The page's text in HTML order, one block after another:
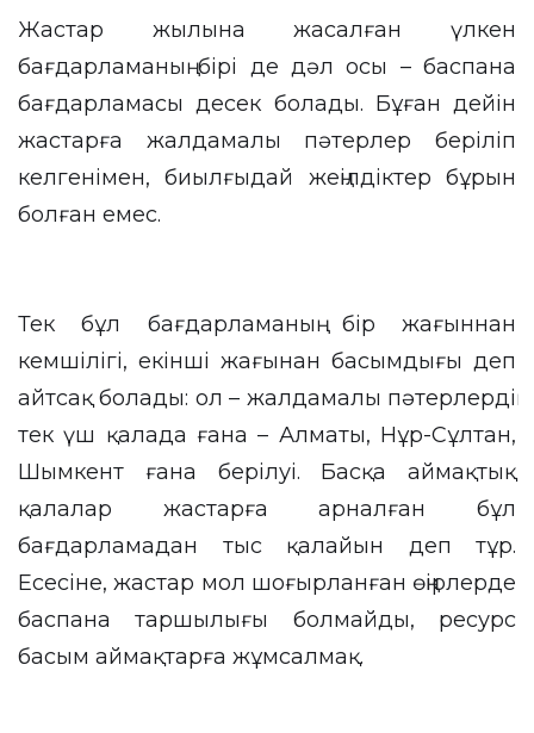
Жастар жылына жасалған үлкен
бағдарламаның бірі де дәл осы – баспана
бағдарламасы десек болады. Бұған дейін
жастарға жалдамалы пәтерлер беріліп
келгенімен, биылғыдай жеңілдіктер бұрын
болған емес.
Тек бұл бағдарламаның бір жағыннан
кемшілігі, екінші жағынан басымдығы деп
айтсақ болады: ол – жалдамалы пәтерлердің
тек үш қалада ғана – Алматы, Нұр-Сұлтан,
Шымкент ғана берілуі. Басқа аймақтық
қалалар жастарға арналған бұл
бағдарламадан тыс қалайын деп тұр.
Есесіне, жастар мол шоғырланған өңірлерде
баспана таршылығы болмайды, ресурс
басым аймақтарға жұмсалмақ.